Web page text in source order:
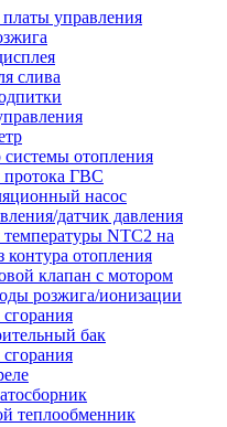
управления
слива
системы отопления
протока ГВС
насос
датчик давления
температуры NTC2 на
контура отопления
клапан с мотором
розжига/ионизации
бак
теплообменник